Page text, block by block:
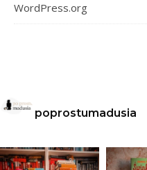
WordPress.org
poprostumadusia